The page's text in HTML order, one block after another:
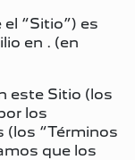
“Sitio”) es
en . (en
este Sitio (los
los
(los “Términos
que los